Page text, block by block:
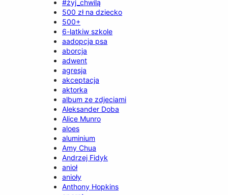
#żyj_chwilą
500 zł na dziecko
500+
6-latkiw szkole
aadopcja psa
aborcja
adwent
agresja
akceptacja
aktorka
album ze zdjeciami
Aleksander Doba
Alice Munro
aloes
aluminium
Amy Chua
Andrzej Fidyk
anioł
anioły
Anthony Hopkins